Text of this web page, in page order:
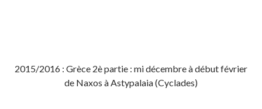
2015/2016 : Grèce 2è partie : mi décembre à début février
de Naxos à Astypalaia (Cyclades)